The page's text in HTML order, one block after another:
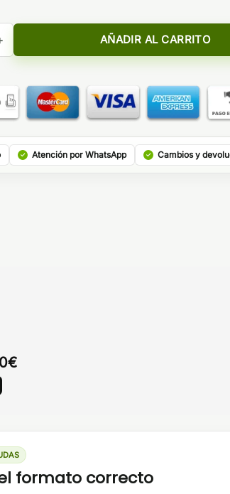
Master Custard Pastry Masters Bombo
AÑADIR AL CARRITO
Atención por WhatsApp Cambios y
€
formato correcto